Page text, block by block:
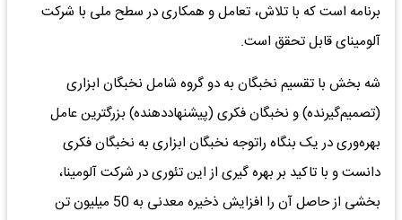
برنامه است که با تلاش، تعامل و همکاری در سطح ملی با شرکت
آلومینای قابل تحقق است.
شه بخش با تقسیم نخبگان به دو گروه شامل نخبگان ابزاری
(تصمیم‌گیرنده) و نخبگان فکری (پیشنهاددهنده) بزرگترین عامل
بهره‌وری در یک بنگاه راتوجه نخبگان ابزاری به نخبگان فکری
دانست و با تاکید بر بهره گیری از این تئوری در شرکت آلومینا،
بخشی از حاصل آن را افزایش ذخیره معدنی به 50 میلیون تن